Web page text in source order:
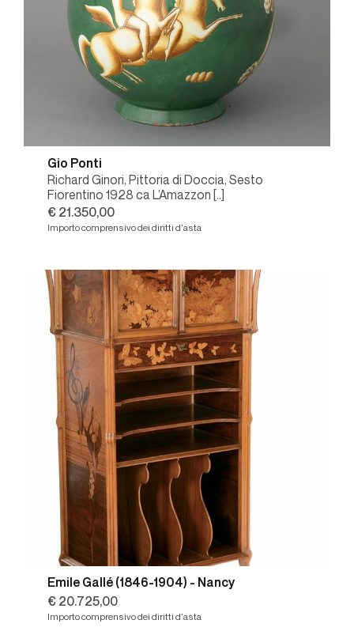
Gio Ponti
Richard Ginori, Pittoria di Doccia, Sesto
Fiorentino 1928 ca L’Amazzon [..]
€ 21.350,00
Importo comprensivo dei diritti d'asta
Emile Gallé (1846-1904) - Nancy
€ 20.725,00
Importo comprensivo dei diritti d'asta